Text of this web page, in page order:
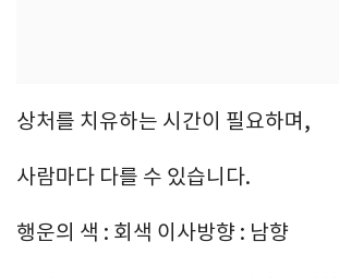
상처를 치유하는 시간이 필요하며,
사람마다 다를 수 있습니다.
행운의 색 : 회색 이사방향 : 남향